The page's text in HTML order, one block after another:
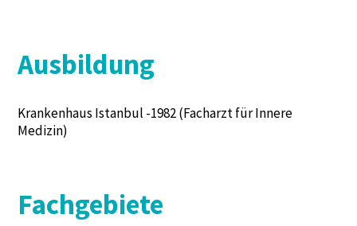
Ausbildung
Krankenhaus Istanbul -1982 (Facharzt für Innere
Medizin)
Fachgebiete